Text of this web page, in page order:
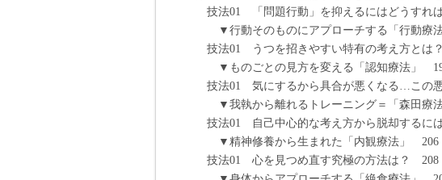
技法01 「問題行動」を抑えるにはどうすれ
▼行動そのものにアプローチする「行動療
技法01 うつを招きやすい特有の考え方とは
▼ものごとの見方を変える「認知療法」
技法01 気にするから具合が悪くなる…この
▼我執から離れるトレーニング＝「森田療
技法01 自己中心的な考え方から脱却するに
▼精神修養から生まれた「内観療法」 206
技法01 心を見つめ直す究極の方法は？ 208